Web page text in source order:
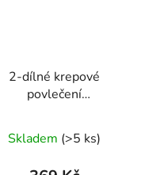
2-dílné krepové
povlečení
modrým podkladem a
bílými květy
Skladem (>5 ks)